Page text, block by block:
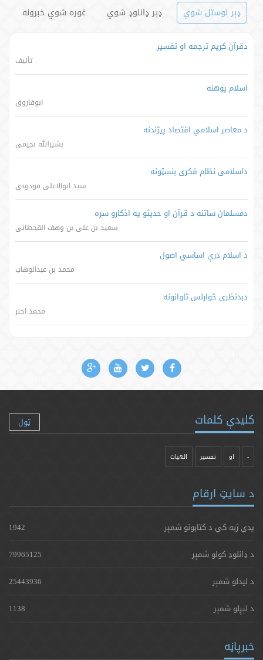
ډېر لوستل شوي ډېر ډانلوډ شوي غوره شوي خبرونه
دقرآن کریم ترجمه او تفسیر
تألیف
اسلام پوهنه
ابوفاروق
د معاصر اسلامي اقتصاد پیژندنه
بشیرالله نجیمی
داسلامی نظام فکری بنسټونه
سید ابوالاعلی مودودی
دمسلمان ساتنه د قرآن او حدیثو په اذکارو سره
سعید بن علی بن وهف القحطانی
د اسلام درې اساسي اصول
محمد بن عبدالوهاب
دبدنظری څوارلس تاوانونه
محمد اختر
کلیدې کلمات ټول
- او تفسیر الهیات
د سایټ ارقام
پدې ژبه کې د کتابونو شمېر
1942
د ډانلوډ کولو شمېر
79965125
د لیدلو شمېر
25443936
د لېږلو شمېر
1138
خبرپاڼه